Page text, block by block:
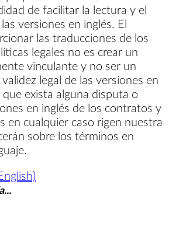
de facilitar la lectura y el
versiones en inglés. El
las traducciones de los
legales no es crear un
vinculante y no ser un
legal de las versiones en
exista alguna disputa o
en inglés de los contratos y
en cualquier caso rigen nuestra
sobre los términos en